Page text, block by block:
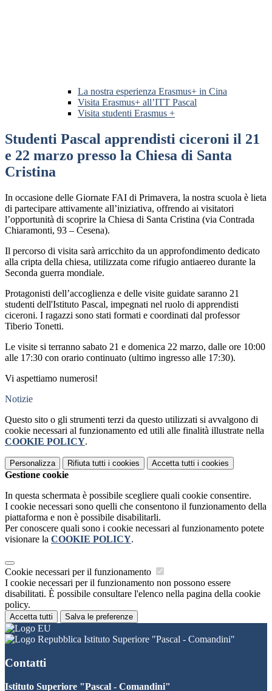
La nostra esperienza Erasmus+ in Cina
Visita Erasmus+ all’ITT Pascal
Visita studenti Erasmus +
Studenti Pascal apprendisti ciceroni il 21
e 22 marzo presso la Chiesa di Santa
Cristina
In occasione delle Giornate FAI di Primavera, la nostra scuola è lieta
di partecipare attivamente all’iniziativa, offrendo ai visitatori
l’opportunità di scoprire la Chiesa di Santa Cristina (via Contrada
Chiaramonti, 93 – Cesena).
Il percorso di visita sarà arricchito da un approfondimento dedicato
alla cripta della chiesa, utilizzata come rifugio antiaereo durante la
Seconda guerra mondiale.
Protagonisti dell’accoglienza e delle visite guidate saranno 21
studenti dell'Istituto Pascal, impegnati nel ruolo di apprendisti
ciceroni. I ragazzi sono stati formati e coordinati dal professor
Tiberio Tonetti.
Le visite si terranno sabato 21 e domenica 22 marzo, dalle ore 10:00
alle 17:30 con orario continuato (ultimo ingresso alle 17:30).
Vi aspettiamo numerosi!
Notizie
Questo sito o gli strumenti terzi da questo utilizzati si avvalgono di
cookie necessari al funzionamento ed utili alle finalità illustrate nella
COOKIE POLICY.
Personalizza Rifiuta tutti i cookies Accetta tutti i cookies
Gestione cookie
In questa schermata è possibile scegliere quali cookie consentire.
I cookie necessari sono quelli che consentono il funzionamento della
piattaforma e non è possibile disabilitarli.
Per conoscere quali sono i cookie necessari al funzionamento potete
visionare la COOKIE POLICY.
Cookie necessari per il funzionamento
I cookie necessari per il funzionamento non possono essere
disabilitati. È possibile consultare l'elenco nella pagina della cookie
policy.
Accetta tutti Salva le preferenze
Istituto Superiore "Pascal - Comandini"
Contatti
Istituto Superiore "Pascal - Comandini"